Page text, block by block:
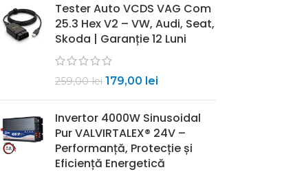
Tester Auto VCDS VAG Com
25.3 Hex V2 – VW, Audi, Seat,
Skoda | Garanție 12 Luni
259,00lei 179,00 lei
Invertor 4000W Sinusoidal
Pur VALVIRTALEX® 24V –
Performanță, Protecție și
Eficiență Energetică